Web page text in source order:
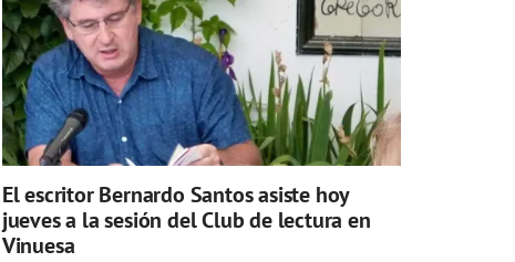
El escritor Bernardo Santos asiste hoy
jueves a la sesión del Club de lectura en
Vinuesa